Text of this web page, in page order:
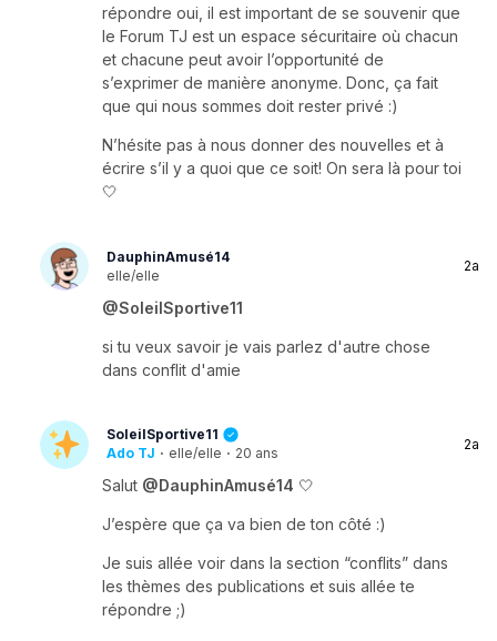
répondre oui, il est important de se souvenir que
le Forum TJ est un espace sécuritaire où chacun
et chacune peut avoir l’opportunité de
s’exprimer de manière anonyme. Donc, ça fait
que qui nous sommes doit rester privé :)
N’hésite pas à nous donner des nouvelles et à
écrire s’il y a quoi que ce soit! On sera là pour toi
🤍
DauphinAmusé14
elle/elle
2a
@SoleilSportive11
si tu veux savoir je vais parlez d'autre chose
dans conflit d'amie
SoleilSportive11
Ado TJ · elle/elle · 20 ans
2a
Salut @DauphinAmusé14 🤍
J’espère que ça va bien de ton côté :)
Je suis allée voir dans la section “conflits” dans
les thèmes des publications et suis allée te
répondre ;)